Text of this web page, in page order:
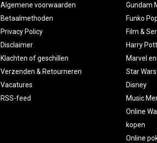
Algemene voorwaarden
Betaalmethoden
Privacy Policy
Disclaimer
Klachten of geschillen
Verzenden & Retourneren
Vacatures
RSS-feed
Gundam
Funko
Film &
Harry
Marvel en
Star Wars
Disney
Music
Online
kopen
Online